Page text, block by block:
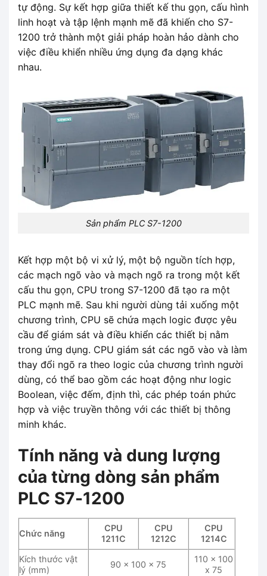
tự động. Sự kết hợp giữa thiết kế thu gọn, cấu hình
linh hoạt và tập lệnh mạnh mẽ đã khiến cho S7-
1200 trở thành một giải pháp hoàn hảo dành cho
việc điều khiển nhiều ứng dụng đa dạng khác
nhau.
Sản phẩm PLC S7-1200
Kết hợp một bộ vi xử lý, một bộ nguồn tích hợp,
các mạch ngõ vào và mạch ngõ ra trong một kết
cấu thu gọn, CPU trong S7-1200 đã tạo ra một
PLC mạnh mẽ. Sau khi người dùng tải xuống một
chương trình, CPU sẽ chứa mạch logic được yêu
cầu để giám sát và điều khiển các thiết bị nằm
trong ứng dụng. CPU giám sát các ngõ vào và làm
thay đổi ngõ ra theo logic của chương trình người
dùng, có thể bao gồm các hoạt động như logic
Boolean, việc đếm, định thì, các phép toán phức
hợp và việc truyền thông với các thiết bị thông
minh khác.
Tính năng và dung lượng
của từng dòng sản phẩm
PLC S7-1200
Chức năng
CPU
1211C
CPU
1212C
CPU
1214C
Kích thước vật
lý (mm)
90 x 100 x 75
110 x 100
x 75